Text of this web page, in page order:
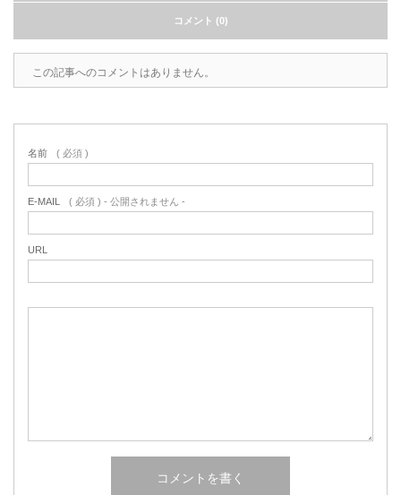
コメント (0)
この記事へのコメントはありません。
名前 ( 必須 )
E-MAIL ( 必須 ) - 公開されません -
URL